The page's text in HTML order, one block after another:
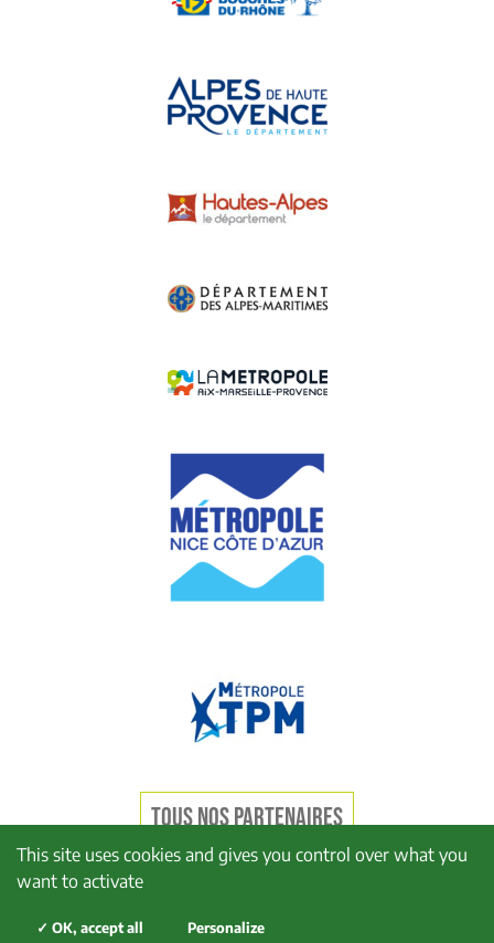
TOUS NOS PARTENAIRES
Politique de cookies
This site uses cookies and gives you control over what you
want to activate
✓ OK, accept all Personalize